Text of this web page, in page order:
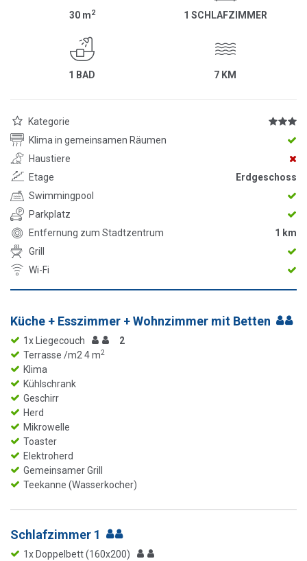
30 m2 1 SCHLAFZIMMER
1 BAD 7 KM
Kategorie
Klima in gemeinsamen Räumen
Haustiere
Etage
Erdgeschoss
Swimmingpool
Parkplatz
Entfernung zum Stadtzentrum
1 km
Grill
Wi-Fi
Küche + Esszimmer + Wohnzimmer mit Betten
1x Liegecouch
2
Terrasse /m2 4 m2
Klima
Kühlschrank
Geschirr
Herd
Mikrowelle
Toaster
Elektroherd
Gemeinsamer Grill
Teekanne (Wasserkocher)
Schlafzimmer 1
1x Doppelbett (160x200)